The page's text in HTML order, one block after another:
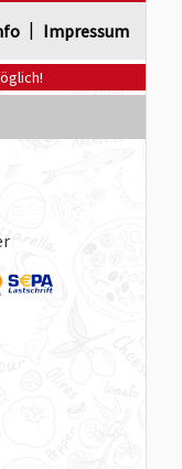
| Impressum